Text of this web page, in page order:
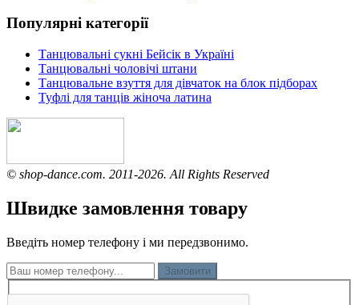
Популярні категорії
Танцювальні сукні Бейсік в Україні
Танцювальні чоловічі штани
Танцювальне взуття для дівчаток на блок підборах
Туфлі для танців жіноча латина
© shop-dance.com. 2011-2026. All Rights Reserved
Швидке замовлення товару
Введіть номер телефону і ми передзвонимо.
Замовити